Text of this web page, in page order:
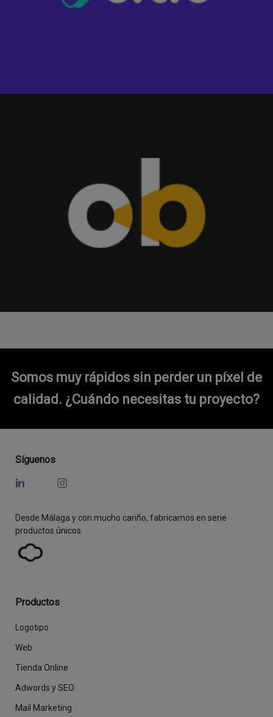
Somos muy rápidos sin perder un píxel de
calidad. ¿Cuándo necesitas tu proyecto?
Síguenos
Desde Málaga y con mucho cariño, fabricamos en serie
productos únicos.
Productos
Logotipo
Web
Tienda Online
Adwords y SEO
Mail Marketing